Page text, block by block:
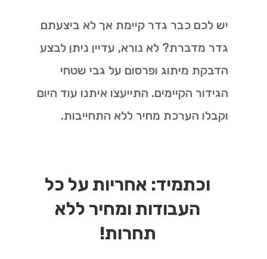
יש לכם כבר גדר קיימת אך לא ביצעתם
גדר מדברת? לא נורא, עדיין ניתן לבצע
הדבקת מיתוג ופרסום על גבי שטחי
הגידור הקיימים. התייעצו איתנו עוד היום
וקבלו הערכת מחיר ללא התחייבות.
וכתמיד: אחריות על כל
העבודות ומחיר ללא
תחרות!